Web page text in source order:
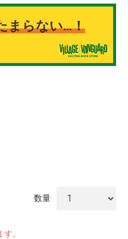
まらない…！
数量
。